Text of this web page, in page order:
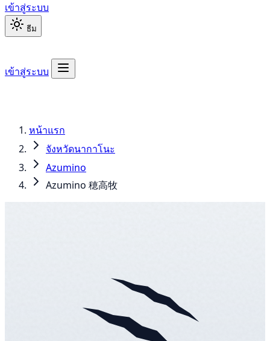
เข้าสู่ระบบ
ธีม
เข้าสู่ระบบ
หน้าแรก
จังหวัดนากาโนะ
Azumino
Azumino 穂高牧